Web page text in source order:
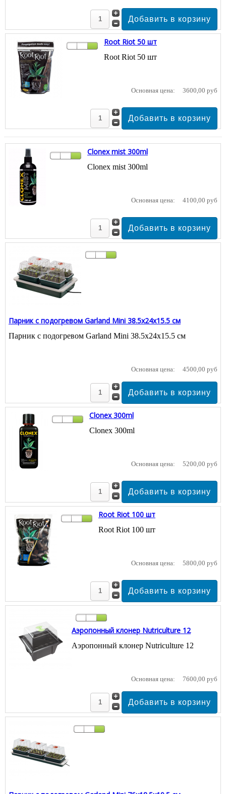
Root Riot 50 шт
Root Riot 50 шт
Основная цена: 3600,00 руб
Clonex mist 300ml
Clonex mist 300ml
Основная цена: 4100,00 руб
Парник с подогревом Garland Mini 38.5x24x15.5 см
Парник с подогревом Garland Mini 38.5x24x15.5 см
Основная цена: 4500,00 руб
Clonex 300ml
Clonex 300ml
Основная цена: 5200,00 руб
Root Riot 100 шт
Root Riot 100 шт
Основная цена: 5800,00 руб
Аэропонный клонер Nutriculture 12
Аэропонный клонер Nutriculture 12
Основная цена: 7600,00 руб